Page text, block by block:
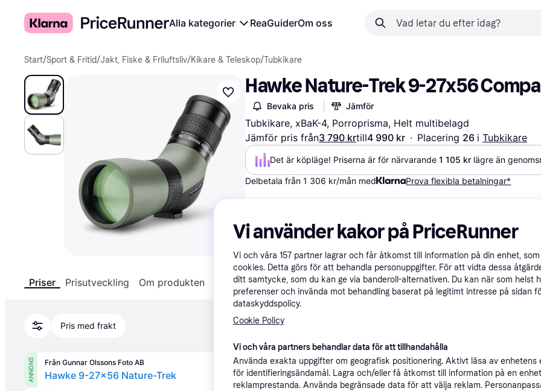
Alla kategorier ReaGuiderOm oss
Start/Sport & Fritid/Jakt, Fiske & Friluftsliv/Kikare & Teleskop/Tubkikare
Hawke Nature-Trek 9-27x56
Bevaka pris Jämför
Tubkikare, xBaK-4, Porroprisma, Helt multibelagd
Jämför pris från3 790 krtill4 990 kr · Placering 26 i Tubkikare
Det är köpläge! Priserna är för närvarande 1 105 kr lägre än
Delbetala från 1 306 kr/mån med Prova flexibla betalningar*
Priser Prisutveckling Om produkten Specifikationer
Pris med frakt
ANNONS Från Gunnar Olssons Foto AB
Hawke 9-27x56 Nature-Trek Fri frakt4
Vi använder kakor på PriceRunner
Vi och våra 157 partner lagrar och får åtkomst till information på din enhet,
cookies. Detta görs för att behandla personuppgifter. För att vidta dessa
ditt samtycke, som du kan ge via banderoll-alternativen. Du kan när som helst
preferenser och invända mot behandling baserat på legitimt intresse på sidan
dataskyddspolicy.
Cookie Policy
Vi och våra partners behandlar data för att tillhandahålla
Använda exakta uppgifter om geografisk positionering. Aktivt läsa av enhetens
för identifieringsändamål. Lagra och/eller få åtkomst till information på en
reklamprestanda. Använda begränsade data för att välja reklam.